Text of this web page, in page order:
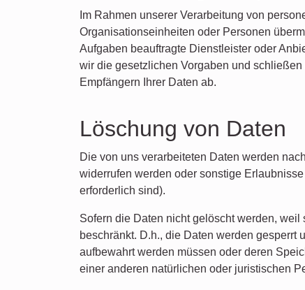
Im Rahmen unserer Verarbeitung von
Organisationseinheiten oder Personen
Aufgaben beauftragte Dienstleister oder
wir die gesetzlichen Vorgaben und
Empfängern Ihrer Daten ab.
Löschung von Daten
Die von uns verarbeiteten Daten werden
widerrufen werden oder sonstige
erforderlich sind).
Sofern die Daten nicht gelöscht werden,
beschränkt. D.h., die Daten werden gesperrt
aufbewahrt werden müssen oder deren
einer anderen natürlichen oder juristischen